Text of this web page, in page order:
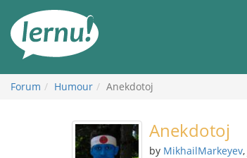
the
content
Forum Humour Anekdotoj
Anekdotoj
by MikhailMarkeyev